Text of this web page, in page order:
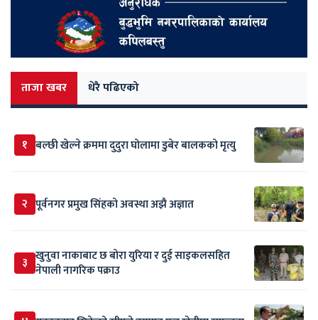
ताजा खबर धेरै पढिएको
१ बल्छी खेल्ने क्रममा दुदुरा घोलामा डुबेर बालकको मृत्यु
२ पूर्वनगर प्रमुख सिंहको अवस्था अझै अज्ञात
३ खुनुवा नाकाबाट छ बोरा युरिया र दुई साइकलसहित
नेपाली नागरिक पक्राउ